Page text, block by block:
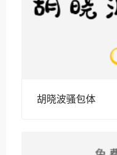
胡晓波骚包体